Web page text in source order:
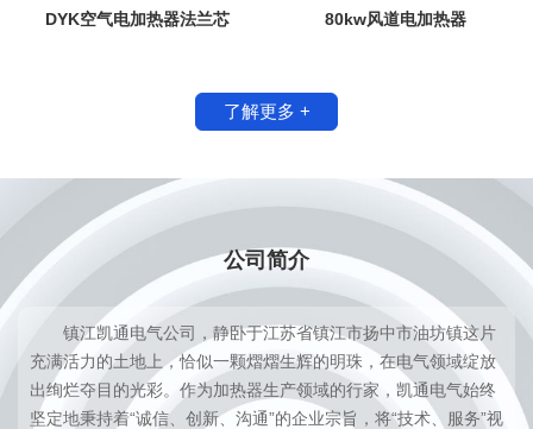
DYK空气电加热器法兰芯 80kw风道电加热器
了解更多 +
公司简介
镇江凯通电气公司，静卧于江苏省镇江市扬中市油坊镇这片
充满活力的土地上，恰似一颗熠熠生辉的明珠，在电气领域绽放
出绚烂夺目的光彩。作为加热器生产领域的行家，凯通电气始终
坚定地秉持着“诚信、创新、沟通”的企业宗旨，将“技术、服务”视